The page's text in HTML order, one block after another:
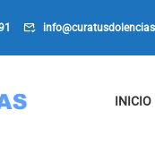
INICIO